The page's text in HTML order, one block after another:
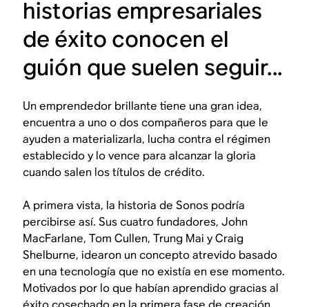
historias empresariales
de éxito conocen el
guión que suelen seguir...
Un emprendedor brillante tiene una gran idea,
encuentra a uno o dos compañeros para que le
ayuden a materializarla, lucha contra el régimen
establecido y lo vence para alcanzar la gloria
cuando salen los títulos de crédito.
A primera vista, la historia de Sonos podría
percibirse así. Sus cuatro fundadores, John
MacFarlane, Tom Cullen, Trung Mai y Craig
Shelburne, idearon un concepto atrevido basado
en una tecnología que no existía en ese momento.
Motivados por lo que habían aprendido gracias al